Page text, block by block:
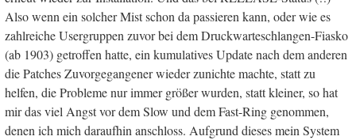
Also wenn ein solcher Mist schon da passieren kann, oder wie es
zahlreiche Usergruppen zuvor bei dem Druckwarteschlangen-Fiasko
(ab 1903) getroffen hatte, ein kumulatives Update nach dem anderen
die Patches Zuvorgegangener wieder zunichte machte, statt zu
helfen, die Probleme nur immer größer wurden, statt kleiner, so hat
mir das viel Angst vor dem Slow und dem Fast-Ring genommen,
denen ich mich daraufhin anschloss. Aufgrund dieses mein System